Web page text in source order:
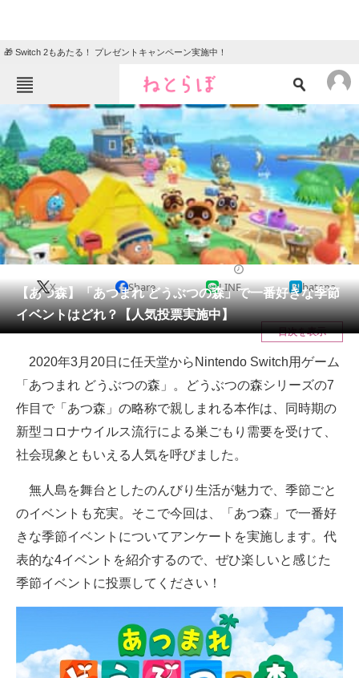
🎁 Switch 2もあたる！ プレゼントキャンペーン実施中！
ねとらぼメニュー
TOP
エンタメ クイズ
グルメ 地域
住まい 教育・育児
動物 リサーチ
会員記事
メディア
注目記事を集めた総合ページ
ITの今と未来を見通す
スマホと通信の最新トレンド
進化するPCとデバイスの未来
好きが集まる 比べて選べる
ビジネスと働き方のヒント
AI活用のいまが分かる
経営リーダーのコミュニティ
マーケ×ITの今がよく分かる
【あつ森】「あつまれ どうぶつの森」で一番好きな季節
イベントはどれ？【人気投票実施中】
X Share LINE hatena
目次を表示
2020年3月20日に任天堂からNintendo Switch用ゲーム
「あつまれ どうぶつの森」。どうぶつの森シリーズの7
作目で「あつ森」の略称で親しまれる本作は、同時期の
新型コロナウイルス流行による巣ごもり需要を受けて、
社会現象ともいえる人気を呼びました。
無人島を舞台としたのんびり生活が魅力で、季節ごと
のイベントも充実。そこで今回は、「あつ森」で一番好
きな季節イベントについてアンケートを実施します。代
表的な4イベントを紹介するので、ぜひ楽しいと感じた
季節イベントに投票してください！